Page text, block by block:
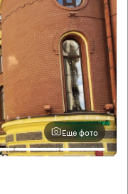
Еще фото